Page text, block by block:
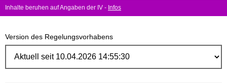
Inhalte beruhen auf Angaben der IV - Infos
Version des Regelungsvorhabens